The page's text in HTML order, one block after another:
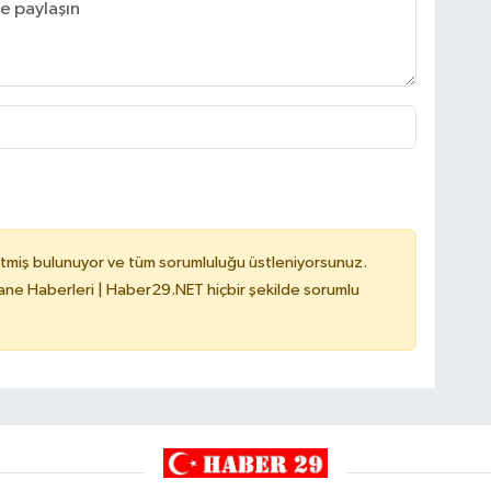
bulunuyor ve tüm sorumluluğu üstleniyorsunuz.
Haberleri | Haber29.NET hiçbir şekilde sorumlu